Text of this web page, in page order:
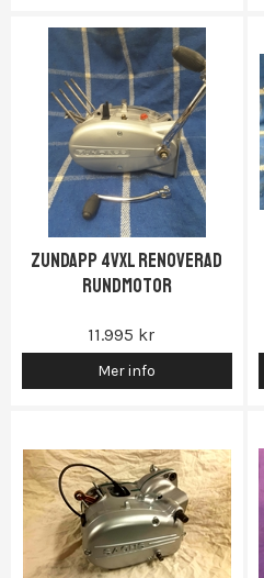
Zundapp 4vxl renoverad
rundmotor
11.995 kr
Mer info